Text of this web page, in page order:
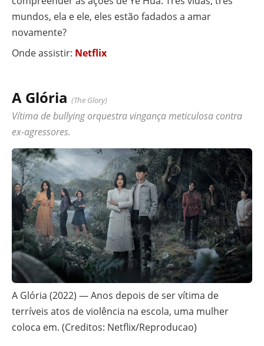
mundos, ela e ele, eles estão fadados a amar
novamente?
Onde assistir: Netflix
A Glória (The Glory)
Vítima de bullying orquestra vingança meticulosa contra
ex-agressores.
A Glória (2022) — Anos depois de ser vítima de
terríveis atos de violência na escola, uma mulher
coloca em. (Creditos: Netflix/Reproducao)